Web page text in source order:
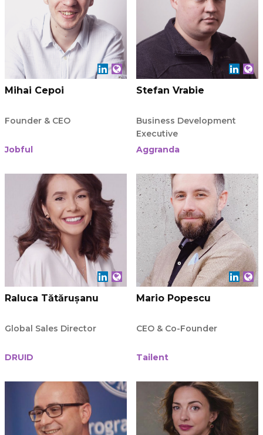
Mihai Cepoi
Founder & CEO
Jobful
Stefan Vrabie
Business Development
Executive
Aggranda
Raluca Tătărușanu
Global Sales Director
DRUID
Mario Popescu
CEO & Co-Founder
Tailent